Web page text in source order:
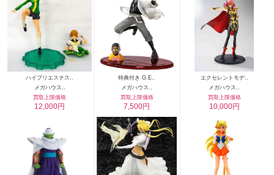
ハイプリエステス..
メガハウス..
買取上限価格
12,000円
特典付き G.E..
メガハウス..
買取上限価格
7,500円
エクセレントモデ..
メガハウス..
買取上限価格
10,000円